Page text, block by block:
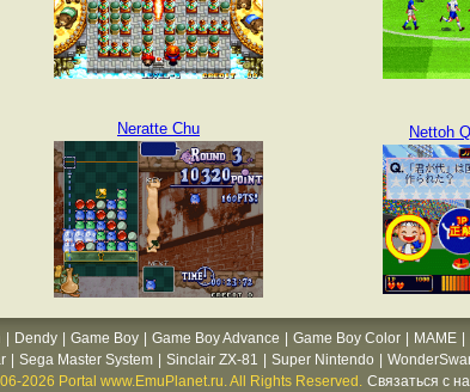
Neratte Chu Nettoh
Dendy Game Boy Game Boy Advance Game Boy Color MAME
Sega Master System Sinclair ZX-81 Super Nintendo
2026 Portal www.EmuPlanet.ru. All Rights Reserved. Связаться с